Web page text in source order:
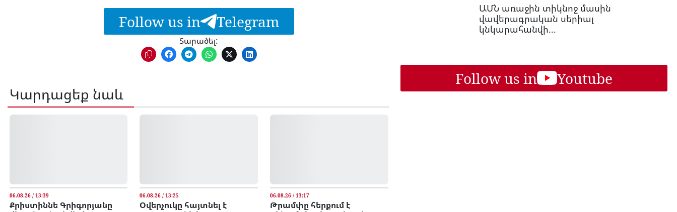
Follow us in Telegram
Տարածել:
Կարդացեք նաև
06.08.26 / 13:39
Քրիստիննե Գրիգորյանը
06.08.26 / 13:25
Օվերչուկը հայտնել է
06.08.26 / 13:17
Թրամփը հերքում է
ԱՄՆ առաջին տիկնոջ մասին
վավերագրական սերիալ
կնկարահանվի...
Follow us in Youtube